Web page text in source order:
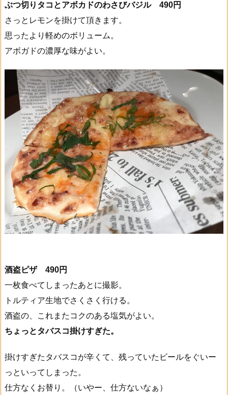
ぶつ切りタコとアボカドのわさびバジル 490円
さっとレモンを掛けて頂きます。
思ったより軽めのボリューム。
アボガドの濃厚な味がよい。
酒盗ピザ 490円
一枚食べてしまったあとに撮影。
トルティア生地でさくさく行ける。
酒盗の、これまたコクのある塩気がよい。
ちょっとタバスコ掛けすぎた。
掛けすぎたタバスコが辛くて、残っていたビールをぐいー
っといってしまった。
仕方なくお替り。（いやー、仕方ないなぁ）